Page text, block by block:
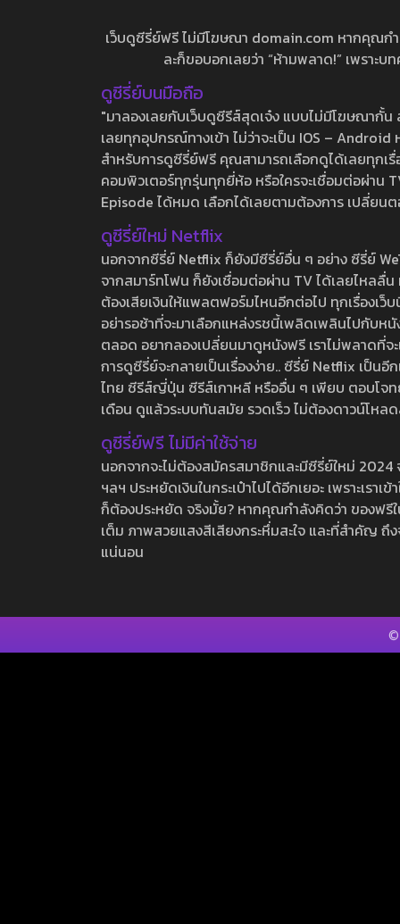
เว็บดูซีรี่ย์ฟรี ไม่มีโฆษณา domain.com หากคุณก
ละก็ขอบอกเลยว่า “ห้ามพลาด!” เพราะ
ดูซีรี่ย์บนมือถือ
"มาลองเลยกับเว็บดูซีรีส์สุดเจ๋ง แบบไม่มีโฆษณากั้
เลยทุกอุปกรณ์ทางเข้า ไม่ว่าจะเป็น IOS –
สำหรับการดูซีรี่ย์ฟรี คุณสามารถเลือกดูได้เลยทุกเ
คอมพิวเตอร์ทุกรุ่นทุกยี่ห้อ หรือใครจะเชื่อมต่อผ่าน
Episode ได้หมด เลือกได้เลยตามต้องการ เปลี่ยน
ดูซีรี่ย์ใหม่ Netflix
นอกจากซีรี่ย์ Netflix ก็ยังมีซีรี่ย์อื่น ๆ อย่าง ซีรี่ย์
จากสมาร์ทโฟน ก็ยังเชื่อมต่อผ่าน TV ได้เลยไหลลื่
ต้องเสียเงินให้แพลตฟอร์มไหนอีกต่อไป ทุกเรื่องเว็
อย่ารอช้าที่จะมาเลือกแหล่งรชนี้เพลิดเพลินไปกับห
ตลอด อยากลองเปลี่ยนมาดูหนังฟรี เราไม่พลาดที่
การดูซีรี่ย์จะกลายเป็นเรื่องง่าย.. ซีรี่ย์ Netflix เป็น
ไทย ซีรีส์ญี่ปุ่น ซีรีส์เกาหลี หรืออื่น ๆ เพียบ ตอบโจท
เดือน ดูแล้วระบบทันสมัย รวดเร็ว ไม่ต้องดาวน์โห
ดูซีรี่ย์ฟรี ไม่มีค่าใช้จ่าย
นอกจากจะไม่ต้องสมัครสมาชิกและมีซีรี่ย์ใหม่
ฯลฯ ประหยัดเงินในกระเป๋าไปได้อีกเยอะ เพราะเร
ก็ต้องประหยัด จริงมั้ย? หากคุณกำลังคิดว่า ของฟ
เต็ม ภาพสวยแสงสีเสียงกระหึ่มสะใจ และที่สำคัญ
แน่นอน
©